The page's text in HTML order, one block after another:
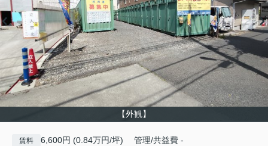
【外観】
賃料 6,600円 (0.84万円/坪) 管理/共益費 -